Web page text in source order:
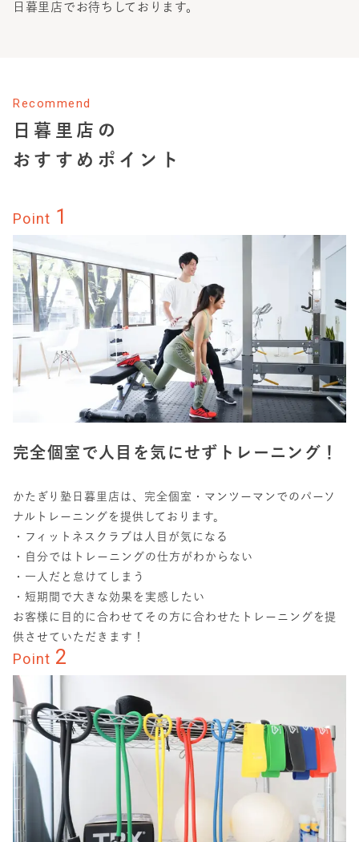
日暮里店でお待ちしております。
日暮里店 の
おすすめポイント
Recommend
Point 1
完全個室で人目を気にせずトレーニング！
かたぎり塾日暮里店は、完全個室・マンツーマンでのパーソ
ナルトレーニングを提供しております。
・フィットネスクラブは人目が気になる
・自分ではトレーニングの仕方がわからない
・一人だと怠けてしまう
・短期間で大きな効果を実感したい
お客様に目的に合わせてその方に合わせたトレーニングを提
供させていただきます！
Point 2